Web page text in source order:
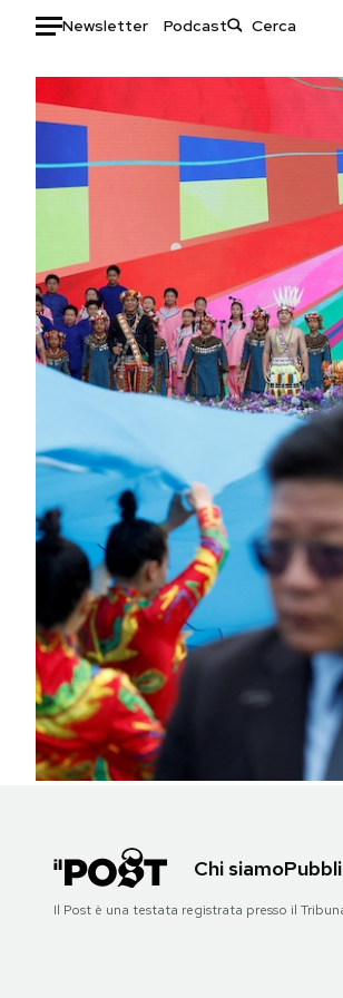
Newsletter Podcast
Auto
HOME
Politica
Tecnologia
Internet
Scienza
Cultura
Sport
Libri
Storie/
Ok
Media
Europa
Mondiali
PODCAST
NEWSLETTER
I MIEI PREFERITI
SHOP
AREA PERSONALE
Chi siamo
Il Post è una testata registrata presso il